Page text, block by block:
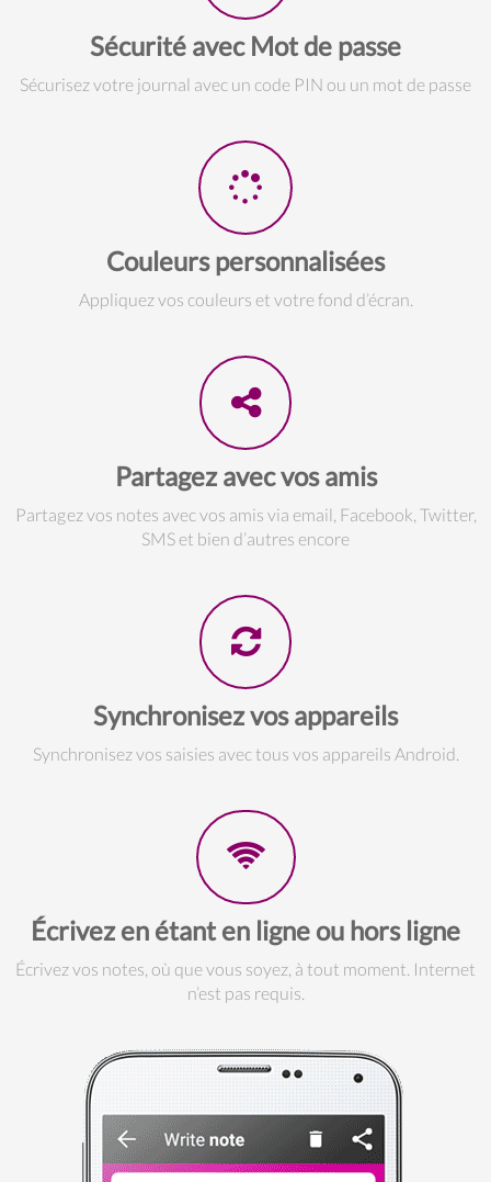
Sécurité avec Mot de passe
Sécurisez votre journal avec un code PIN ou un mot de passe
Couleurs personnalisées
Appliquez vos couleurs et votre fond d’écran.
Partagez avec vos amis
Partagez vos notes avec vos amis via email, Facebook, Twitter,
SMS et bien d’autres encore
Synchronisez vos appareils
Synchronisez vos saisies avec tous vos appareils Android.
Écrivez en étant en ligne ou hors ligne
Écrivez vos notes, où que vous soyez, à tout moment. Internet
n’est pas requis.